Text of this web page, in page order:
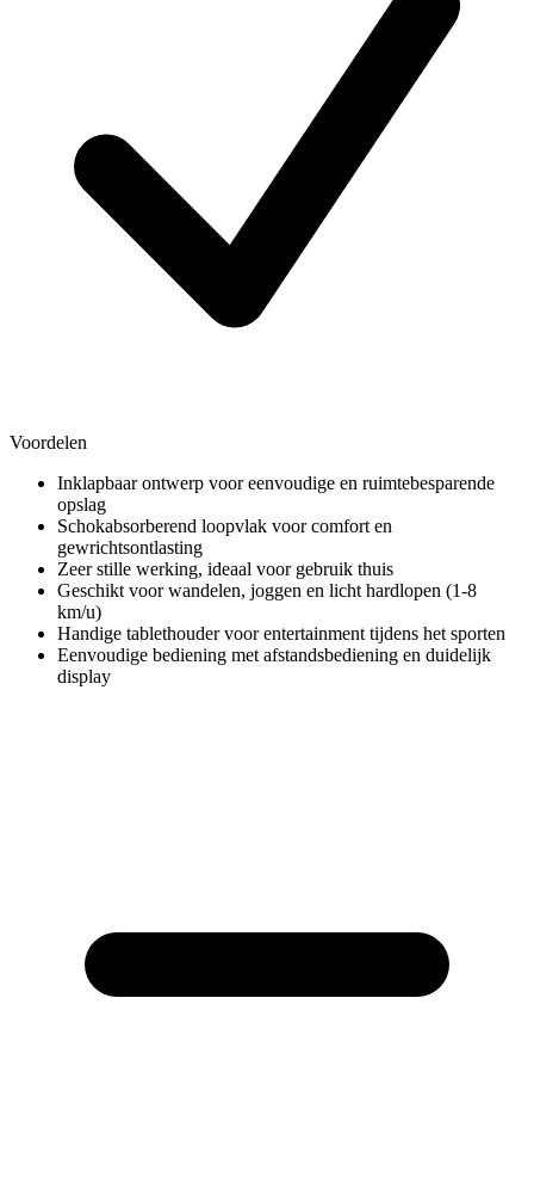
Voordelen
Inklapbaar ontwerp voor eenvoudige en ruimtebesparende
opslag
Schokabsorberend loopvlak voor comfort en
gewrichtsontlasting
Zeer stille werking, ideaal voor gebruik thuis
Geschikt voor wandelen, joggen en licht hardlopen (1-8
km/u)
Handige tablethouder voor entertainment tijdens het sporten
Eenvoudige bediening met afstandsbediening en duidelijk
display